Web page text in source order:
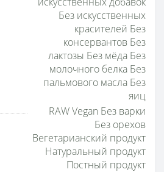
Без искусственных
красителей Без
консервантов Без
лактозы Без мёда Без
молочного белка Без
пальмового масла Без
яиц
RAW Vegan Без варки
Без орехов
Вегетарианский продукт
Натуральный продукт
Постный продукт